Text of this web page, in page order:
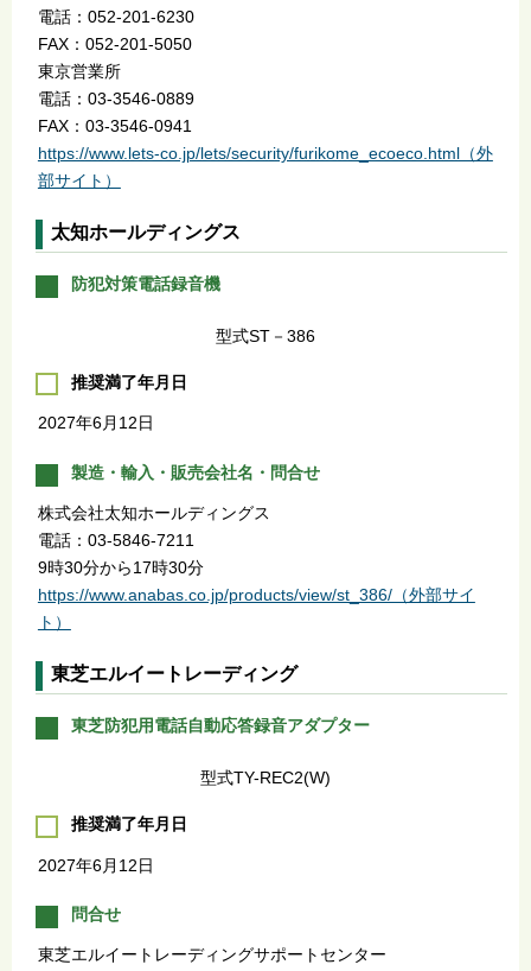
電話：052-201-6230
FAX：052-201-5050
東京営業所
電話：03-3546-0889
FAX：03-3546-0941
https://www.lets-co.jp/lets/security/furikome_ecoeco.html（外
部サイト）
太知ホールディングス
防犯対策電話録音機
型式ST－386
推奨満了年月日
2027年6月12日
製造・輸入・販売会社名・問合せ
株式会社太知ホールディングス
電話：03-5846-7211
9時30分から17時30分
https://www.anabas.co.jp/products/view/st_386/（外部サイ
ト）
東芝エルイートレーディング
東芝防犯用電話自動応答録音アダプター
型式TY-REC2(W)
推奨満了年月日
2027年6月12日
問合せ
東芝エルイートレーディングサポートセンター